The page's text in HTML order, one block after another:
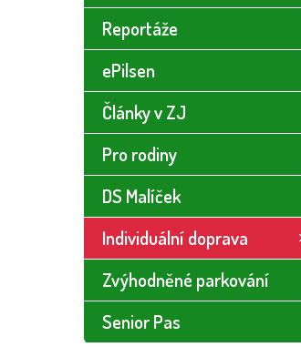
Reportáže
ePilsen
Články v ZJ
Pro rodiny
DS Malíček
Individuální doprava
Zvýhodněné parkování
Senior Pas